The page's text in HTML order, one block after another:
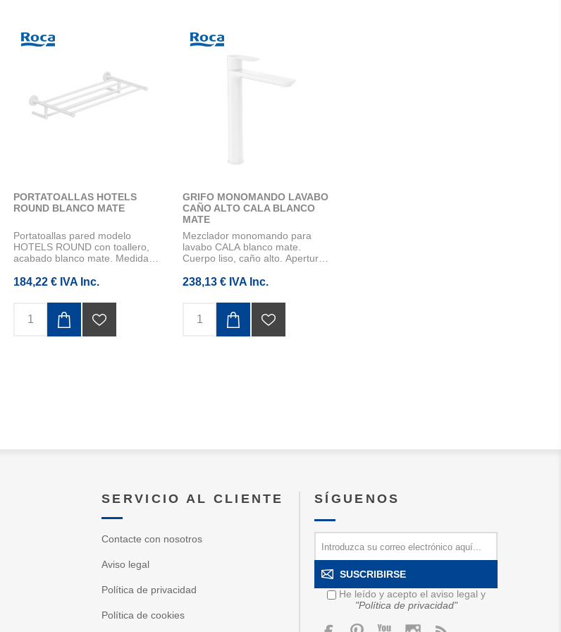
PORTATOALLAS HOTELS
ROUND BLANCO MATE
Portatoallas pared modelo
HOTELS ROUND con toallero,
acabado blanco mate. Medida
184,22 € IVA Inc.
GRIFO MONOMANDO LAVABO
CAÑO ALTO CALA BLANCO
MATE
Mezclador monomando para
lavabo CALA blanco mate.
Cuerpo liso, caño alto. Apertura
238,13 € IVA Inc.
SERVICIO AL CLIENTE
Contacte con nosotros
Aviso legal
Política de privacidad
Política de cookies
SÍGUENOS
SUSCRIBIRSE
He leído y acepto el aviso legal y
"Política de privacidad"